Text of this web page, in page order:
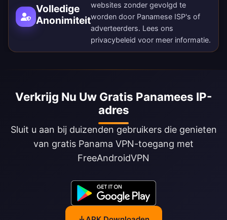
Volledige
Anonimiteit
websites zonder gevolgd te
worden door Panamese ISP's of
adverteerders. Lees ons
privacybeleid voor meer informatie.
Verkrijg Nu Uw Gratis Panamees IP-
adres
Sluit u aan bij duizenden gebruikers die genieten
van gratis Panama VPN-toegang met
FreeAndroidVPN